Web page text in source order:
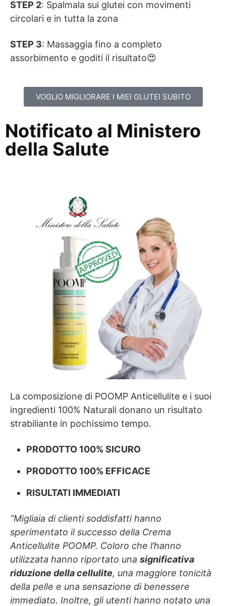
STEP 2: Spalmala sui glutei con movimenti
circolari e in tutta la zona
STEP 3: Massaggia fino a completo
assorbimento e goditi il risultato😍
VOGLIO MIGLIORARE I MIEI GLUTEI SUBITO
Notificato al Ministero
della Salute
La composizione di POOMP Anticellulite e i suoi
ingredienti 100% Naturali donano un risultato
strabiliante in pochissimo tempo.
PRODOTTO 100% SICURO
PRODOTTO 100% EFFICACE
RISULTATI IMMEDIATI
“Migliaia di clienti soddisfatti hanno
sperimentato il successo della Crema
Anticellulite POOMP. Coloro che l’hanno
utilizzata hanno riportato una significativa
riduzione della cellulite, una maggiore tonicità
della pelle e una sensazione di benessere
immediato. Inoltre, gli utenti hanno notato una